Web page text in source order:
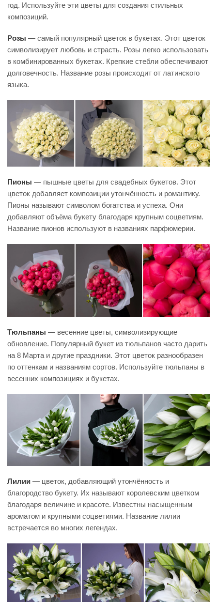
год. Используйте эти цветы для создания стильных
композиций.
Розы — самый популярный цветок в букетах. Этот цветок
символизирует любовь и страсть. Розы легко использовать
в комбинированных букетах. Крепкие стебли обеспечивают
долговечность. Название розы происходит от латинского
языка.
Пионы — пышные цветы для свадебных букетов. Этот
цветок добавляет композиции утончённость и романтику.
Пионы называют символом богатства и успеха. Они
добавляют объёма букету благодаря крупным соцветиям.
Название пионов используют в названиях парфюмерии.
Тюльпаны — весенние цветы, символизирующие
обновление. Популярный букет из тюльпанов часто дарить
на 8 Марта и другие праздники. Этот цветок разнообразен
по оттенкам и названиям сортов. Используйте тюльпаны в
весенних композициях и букетах.
Лилии — цветок, добавляющий утончённость и
благородство букету. Их называют королевским цветком
благодаря величине и красоте. Известны насыщенным
ароматом и крупными соцветиями. Название лилии
встречается во многих легендах.